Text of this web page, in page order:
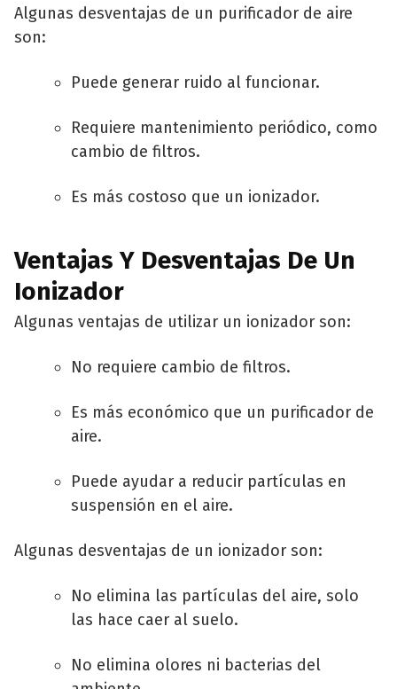
Algunas desventajas de un purificador de aire
son:
Puede generar ruido al funcionar.
Requiere mantenimiento periódico, como
cambio de filtros.
Es más costoso que un ionizador.
Ventajas Y Desventajas De Un
Ionizador
Algunas ventajas de utilizar un ionizador son:
No requiere cambio de filtros.
Es más económico que un purificador de
aire.
Puede ayudar a reducir partículas en
suspensión en el aire.
Algunas desventajas de un ionizador son:
No elimina las partículas del aire, solo
las hace caer al suelo.
No elimina olores ni bacterias del